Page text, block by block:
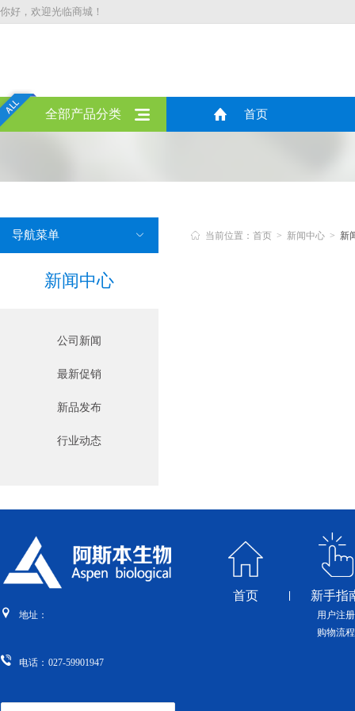
你好，欢迎光临商城！
全部产品分类 首页

导航菜单
新闻中心
公司新闻
最新促销
新品发布
行业动态
 当前位置：首页 > 新闻中心 > 新
地址：
电话： 027-59901947
首页 新手指
用户注册
购物流程